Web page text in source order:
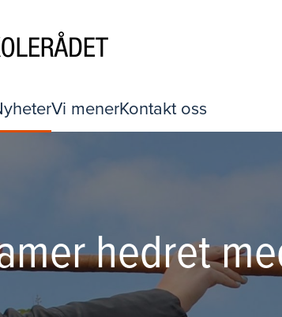
Vi menerKontakt oss
hedret